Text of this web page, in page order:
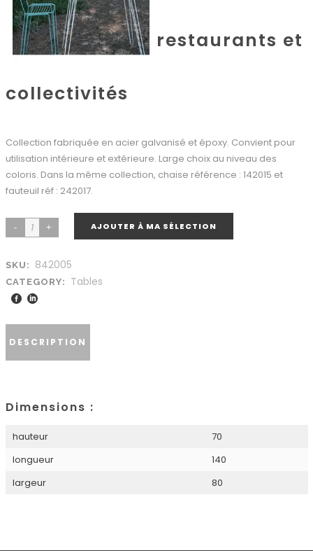
restaurants et
collectivités
Collection fabriquée en acier galvanisé et époxy. Convient pour
utilisation intérieure et extérieure. Large choix au niveau des
coloris. Dans la même collection, chaise référence : 142015 et
fauteuil réf : 242017.
AJOUTER À MA SÉLECTION
SKU: 842005
CATEGORY: Tables
DESCRIPTION
Dimensions :
hauteur
70
longueur
140
largeur
80